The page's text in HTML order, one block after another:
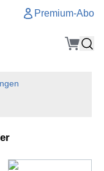
Premium-Abo